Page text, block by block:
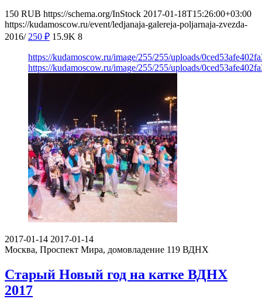
150 RUB https://schema.org/InStock 2017-01-18T15:26:00+03:00
https://kudamoscow.ru/event/ledjanaja-galereja-poljarnaja-zvezda-
2016/ 250 ₽ 15.9K 8
https://kudamoscow.ru/image/255/255/uploads/
https://kudamoscow.ru/image/255/255/uploads/
2017-01-14 2017-01-14
Москва, Проспект Мира, домовладение 119 ВДНХ
Старый Новый год на катке ВДНХ
2017